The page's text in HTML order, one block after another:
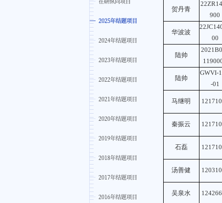
2025年结题项目
2024年结题项目
2023年结题项目
2022年结题项目
2021年结题项目
2020年结题项目
2019年结题项目
2018年结题项目
2017年结题项目
2016年结题项目
贺丹青
900
华波波
00
陆帅
陆帅
GWVI-
-01
马继明
秦振云
石磊
汤善健
吴泉水